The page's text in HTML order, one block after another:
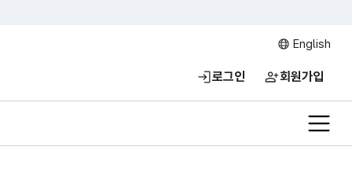
English
로그인 회원가입
전체